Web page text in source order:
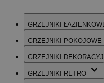
GRZEJNIKI
GRZEJNIKI POKOJOWE
GRZEJNIKI
GRZEJNIKI RETRO